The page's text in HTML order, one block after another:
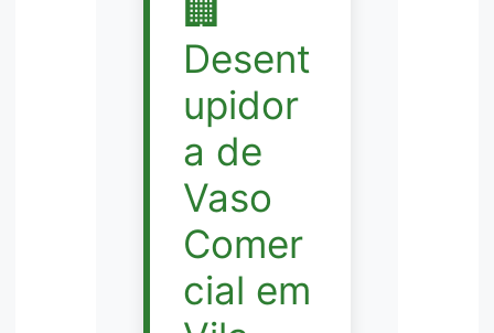
🏢
Desent
upidor
a de
Vaso
Comer
cial em